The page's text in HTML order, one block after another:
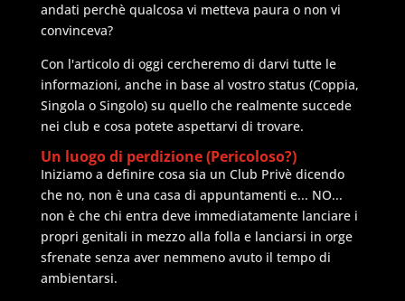
andati perchè qualcosa vi metteva paura o non vi
convinceva?
Con l'articolo di oggi cercheremo di darvi tutte le
informazioni, anche in base al vostro status (Coppia,
Singola o Singolo) su quello che realmente succede
nei club e cosa potete aspettarvi di trovare.
Un luogo di perdizione (Pericoloso?)
Iniziamo a definire cosa sia un Club Privè dicendo
che no, non è una casa di appuntamenti e... NO...
non è che chi entra deve immediatamente lanciare i
propri genitali in mezzo alla folla e lanciarsi in orge
sfrenate senza aver nemmeno avuto il tempo di
ambientarsi.